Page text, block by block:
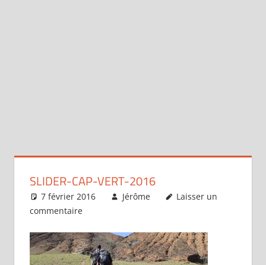
SLIDER-CAP-VERT-2016
7 février 2016 Jérôme
Laisser un
commentaire